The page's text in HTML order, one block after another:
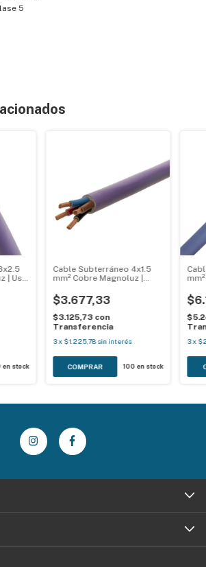
5
| Uso
en stock
Cable Subterráneo 4x1.5
mm² Cobre Magnoluz |
IRAM 2178
$3.677,33
$3.125,73 con
Transferencia
3x $1.225,78 sin interés
100 en stock
3x